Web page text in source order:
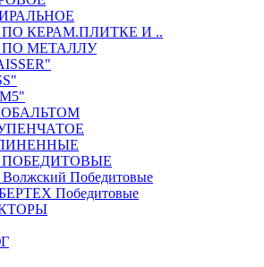
КЕРАМ.ПЛИТКЕ И ..
ПО МЕТАЛЛУ
ПОБЕДИТОВЫЕ
Победитовые
Победитовые